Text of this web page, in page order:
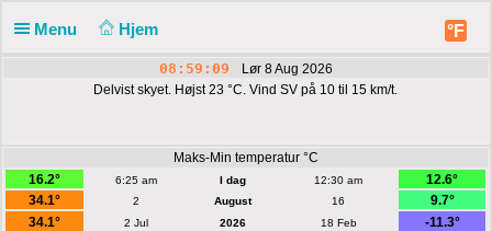
Menu Hjem °F
08:59:09
Lør 8 Aug 2026
Delvist skyet. Højst 23 °C. Vind SV på 10 til 15 km/t.
Maks-Min temperatur °C
16.2°
6:25 am I dag 12:30 am
12.6°
34.1°
2 August 16
9.7°
34.1°
2 Jul 2026 18 Feb
-11.3°